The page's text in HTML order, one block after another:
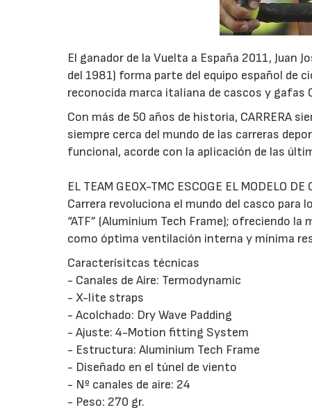
El ganador de la Vuelta a España 2011, Juan
del 1981) forma parte del equipo español de
reconocida marca italiana de cascos y gafas
Con más de 50 años de historia, CARRERA
siempre cerca del mundo de las carreras
funcional, acorde con la aplicación de las
EL TEAM GEOX-TMC ESCOGE EL MODELO DE
Carrera revoluciona el mundo del casco
“ATF” (Aluminium Tech Frame); ofreciendo
como óptima ventilación interna y mínima
Caracterísitcas técnicas
- Canales de Aire: Termodynamic
- X-lite straps
- Acolchado: Dry Wave Padding
- Ajuste: 4-Motion fitting System
- Estructura: Aluminium Tech Frame
- Diseñado en el túnel de viento
- Nº canales de aire: 24
- Peso: 270 gr.